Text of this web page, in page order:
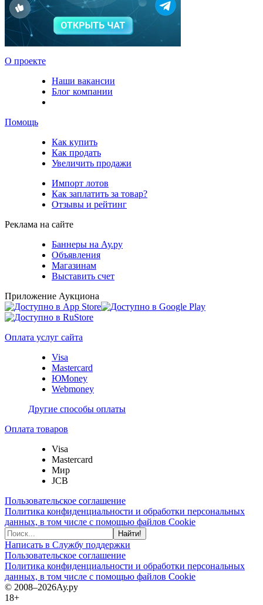
О проекте
Наши вакансии
Блог компании
Помощь
Как купить
Как продать
Увеличить продажи
Импорт лотов
Как заплатить за товар?
Отзывы и рейтинг
Реклама на сайте
Баннеры на Ау.ру
Объявления
Магазинам
Выставить счет
Приложение Аукциона
Оплата услуг сайта
Visa
Mastercard
ЮMoney
Webmoney
Другие способы оплаты
Оплата товаров
Visa
Mastercard
Мир
JCB
Пользовательское соглашение
Политика конфиденциальности и обработки персональных
данных, в том числе с помощью файлов Cookie
Найти!
Написать в Службу поддержки
Пользовательское соглашение
Политика конфиденциальности и обработки персональных
данных, в том числе с помощью файлов Cookie
© 2008–2026Ау.ру
18+